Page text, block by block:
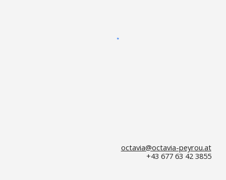
octavia@octavia-peyrou.at
+43 677 63 42 3855